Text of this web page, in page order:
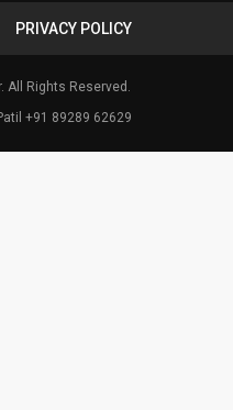
PRIVACY POLICY
All Rights Reserved.
+91 89289 62629